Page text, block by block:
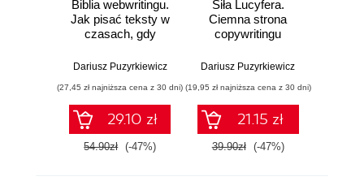
Biblia webwritingu.
Jak pisać teksty w
czasach, gdy
inteligencja robi to
nie czyta, bo
wszyscy wolą
wideo
Dariusz Puzyrkiewicz
(27,45 zł najniższa cena z 30 dni)
29.10 zł
54.90zł (-47%)
Siła Lucyfera.
Ciemna strona
copywritingu
Dariusz Puzyrkiewicz
(19,95 zł najniższa cena z 30 dni)
21.15 zł
39.90zł (-47%)